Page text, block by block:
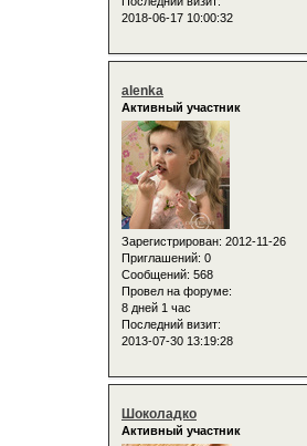
2018-06-17 10:00:32
alenka
Активный участник
Зарегистрирован: 2012-11-26
Приглашений: 0
Сообщений: 568
Провел на форуме:
8 дней 1 час
Последний визит:
2013-07-30 13:19:28
Шоколадко
Активный участник